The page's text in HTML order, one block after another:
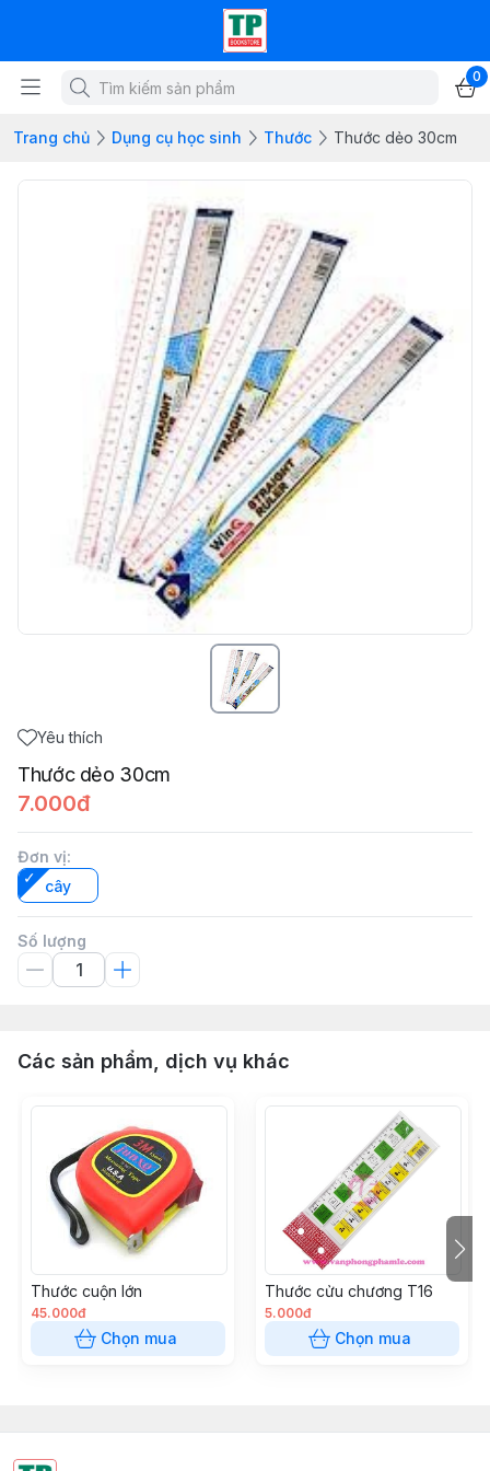
0
Trang chủ Dụng cụ học sinh Thước Thước dẻo 30cm
Yêu thích
Thước dẻo 30cm
7.000đ
Đơn vị:
cây
Số lượng
Các sản phẩm, dịch vụ khác
Thước cuộn lớn
45.000đ
Chọn mua
Thước cửu chương T16
5.000đ
Chọn mua